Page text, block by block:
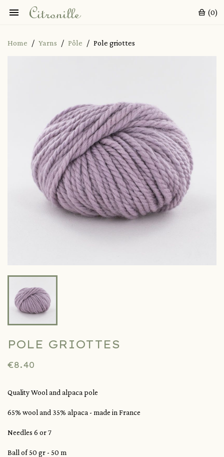
 (0)
Home Yarns Pôle Pole griottes
POLE GRIOTTES
€8.40
Quality Wool and alpaca pole
65% wool and 35% alpaca - made in France
Needles 6 or 7
Ball of 50 gr - 50 m